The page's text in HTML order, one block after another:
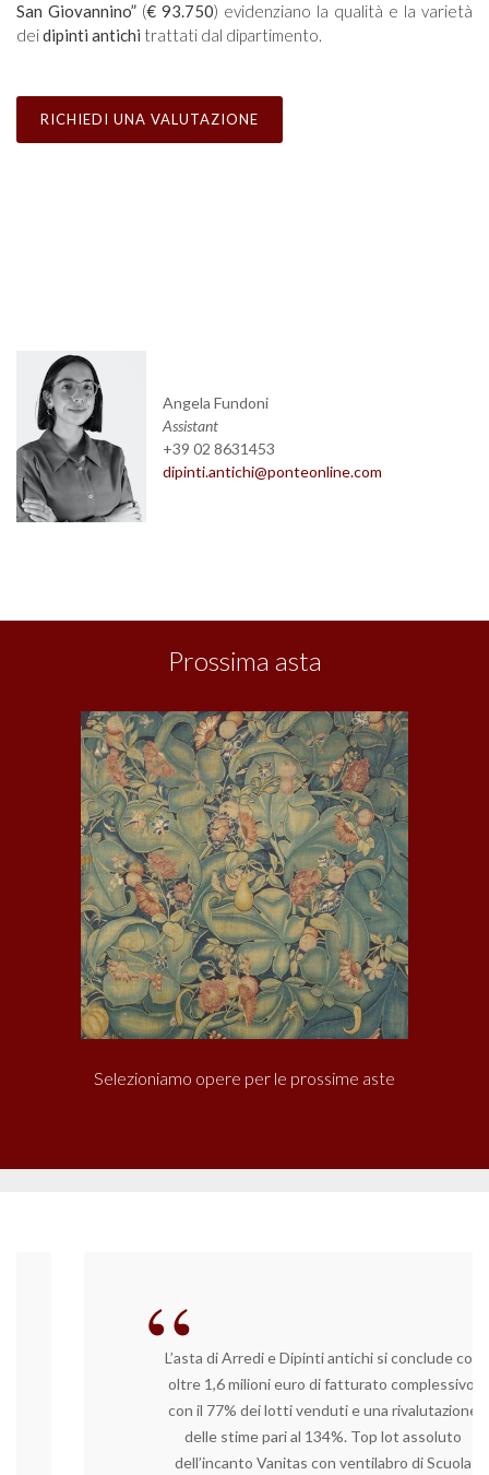
San Giovannino” (€ 93.750) evidenziano la qualità e la varietà
deidipinti antichi trattati dal dipartimento.
RICHIEDI UNA VALUTAZIONE
Angela Fundoni
Assistant
+39 02 8631453
dipinti.antichi@ponteonline.com
Prossima asta
Selezioniamo opere per le prossime aste
L’asta di Arredi e Dipinti antichi si conclude con
oltre 1,6 milioni euro di fatturato complessivo,
con il 77% dei lotti venduti e una rivalutazione
delle stime pari al 134%. Top lot assoluto
dell’incanto Vanitas con ventilabro di Scuola